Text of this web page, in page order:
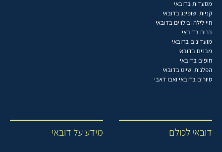
מסעדות בדובאי
קניות ושופינג בדובאי
חיי לילה ובילויים בדובאי
ברים בדובאי
מועדונים בדובאי
מבנים בדובאי
חופים בדובאי
הפלגות ושייט בדובאי
סיורים בדובאי ואבו דאבי
דובאי לכולם מידע על דובאי